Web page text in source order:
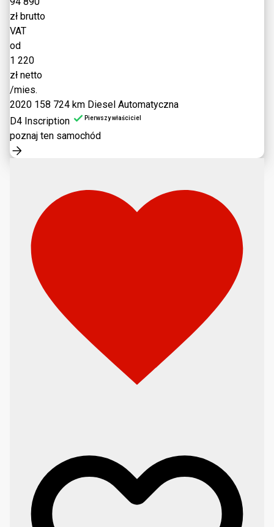
zł brutto
VAT
od
1 220
zł netto
/mies.
2020 158 724 km Diesel Automatyczna
D4 Inscription
Pierwszy właściciel
poznaj ten samochód